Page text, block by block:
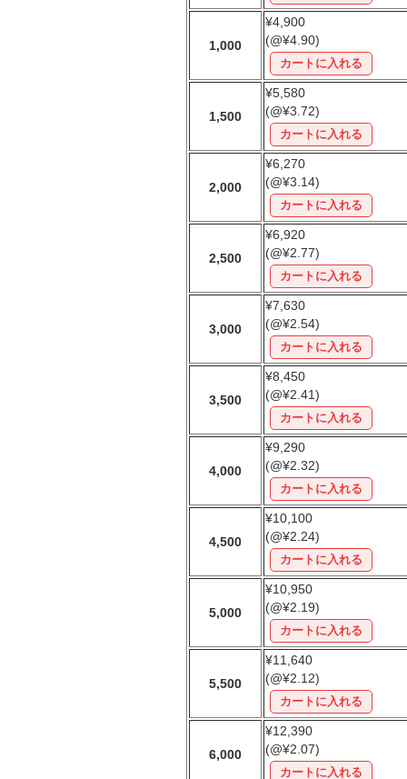
1,000
¥4,900
(@¥4.90)
1,500
¥5,580
(@¥3.72)
2,000
¥6,270
(@¥3.14)
2,500
¥6,920
(@¥2.77)
3,000
¥7,630
(@¥2.54)
3,500
¥8,450
(@¥2.41)
4,000
¥9,290
(@¥2.32)
4,500
¥10,100
(@¥2.24)
5,000
¥10,950
(@¥2.19)
5,500
¥11,640
(@¥2.12)
6,000
¥12,390
(@¥2.07)